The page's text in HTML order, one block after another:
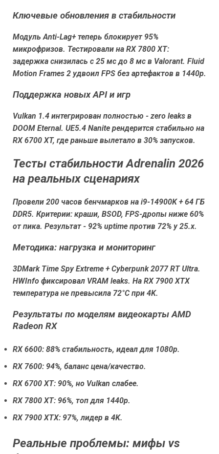
Ключевые обновления в стабильности
Модуль Anti-Lag+ теперь блокирует 95%
микрофризов. Тестировали на RX 7800 XT:
задержка снизилась с 25 мс до 8 мс в Valorant. Fluid
Motion Frames 2 удвоил FPS без артефактов в 1440p.
Поддержка новых API и игр
Vulkan 1.4 интегрирован полностью - zero leaks в
DOOM Eternal. UE5.4 Nanite рендерится стабильно на
RX 6700 XT, где раньше вылетало в 30% запусков.
Тесты стабильности Adrenalin 2026
на реальных сценариях
Провели 200 часов бенчмарков на i9-14900K + 64 ГБ
DDR5. Критерии: краши, BSOD, FPS-дропы ниже 60%
от пика. Результат - 92% uptime против 72% у 25.x.
Методика: нагрузка и мониторинг
3DMark Time Spy Extreme + Cyberpunk 2077 RT Ultra.
HWInfo фиксировал VRAM leaks. На RX 7900 XTX
температура не превысила 72°C при 4K.
Результаты по моделям видеокарты AMD
Radeon RX
RX 6600: 88% стабильность, идеал для 1080p.
RX 7600: 94%, баланс цена/качество.
RX 6700 XT: 90%, но Vulkan слабее.
RX 7800 XT: 96%, топ для 1440p.
RX 7900 XTX: 97%, лидер в 4K.
Реальные проблемы: мифы vs